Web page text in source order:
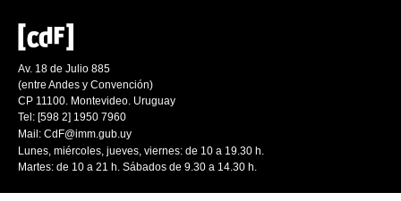
Av. 18 de Julio 885
(entre Andes y Convención)
CP 11100. Montevideo. Uruguay
Tel: [598 2] 1950 7960
Mail: CdF@imm.gub.uy
Lunes, miércoles, jueves, viernes: de 10 a 19.30 h.
Martes: de 10 a 21 h. Sábados de 9.30 a 14.30 h.